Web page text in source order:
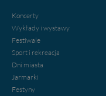
Koncerty
Wykłady i wystawy
Festiwale
Sport i rekreacja
Dni miasta
Jarmarki
Festyny